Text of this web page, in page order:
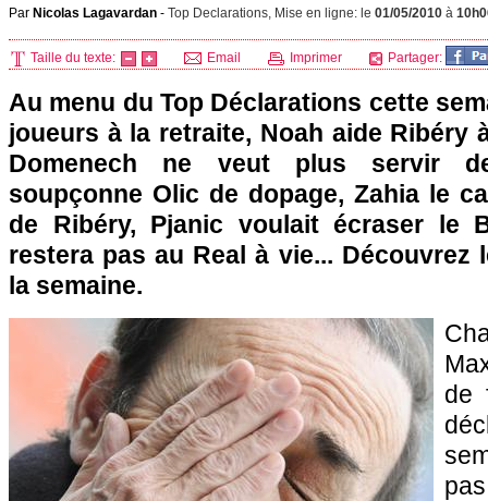
Par Nicolas Lagavardan - Top Declarations, Mise en ligne: le 01/05/2010 à
Taille du texte: Email Imprimer Partager:
Au menu du Top Déclarations cette
joueurs à la retraite, Noah aide Ribéry
Domenech ne veut plus servir
soupçonne Olic de dopage, Zahia le
de Ribéry, Pjanic voulait écraser le
restera pas au Real à vie... Découvrez
la semaine.
de